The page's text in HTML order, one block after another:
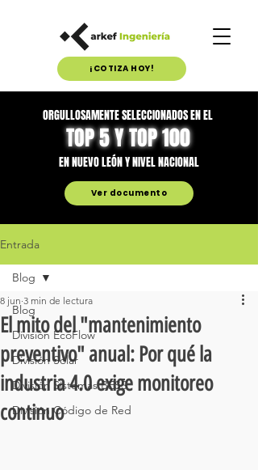
¡COTIZA HOY!
ORGULLOSAMENTE SELECCIONADOS EN EL
TOP 5 Y TOP 100
EN NUEVO LEÓN Y NIVEL NACIONAL
Ver documento
Entrada
Blog
División EcoFlow
División Solar
División Sistemas BESS
División Código de Red
Blog
El mito del "mantenimiento
preventivo" anual: Por qué la
industria 4.0 exige monitoreo
continuo
8 jun 3 min de lectura